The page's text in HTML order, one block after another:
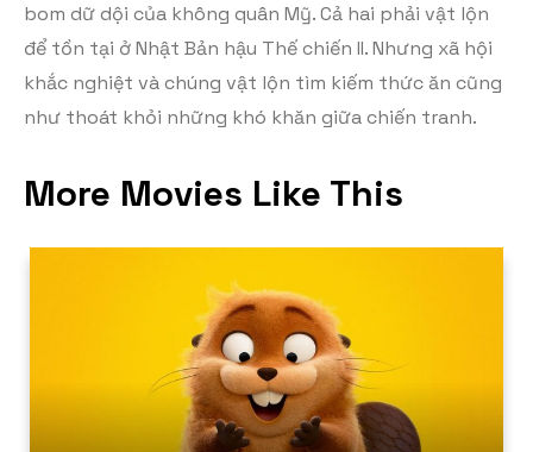
bom dữ dội của không quân Mỹ. Cả hai phải vật lộn
để tồn tại ở Nhật Bản hậu Thế chiến II. Nhưng xã hội
khắc nghiệt và chúng vật lộn tìm kiếm thức ăn cũng
như thoát khỏi những khó khăn giữa chiến tranh.
More Movies Like This